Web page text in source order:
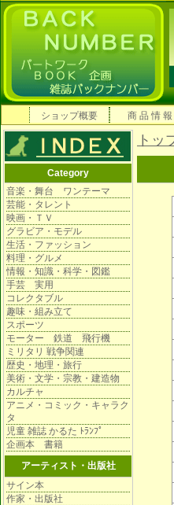
ショップ概要 商 品 情 報
Category
音楽・舞台 ワンテーマ
芸能・タレント
映画・ＴＶ
グラビア・モデル
生活・ファッション
料理・グルメ
情報・知識・科学・図鑑
手芸 実用
コレクタブル
趣味・組み立て
スポーツ
モーター 鉄道 飛行機
ミリタリ 戦争関連
歴史・地理・旅行
美術・文学・宗教・建造物
カルチャ
アニメ・コミック・キャラク
タ
児童 雑誌 かるた ﾄﾗﾝﾌﾟ
企画本 書籍
アーティスト・出版社
サイン本
作家・出版社
トッ